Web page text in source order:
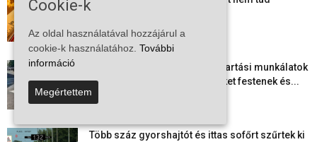
szabadulni a kontinens a...
2026-08-05
Folyamatosak a nyári karbantartási munkálatok
Kiskőrösön – útburkolati jeleket festenek és...
2026-08-05
Több száz gyorshajtót és ittas sofőrt szűrtek ki
Cookie-k
Az oldal használatával hozzájárul a
cookie-k használatához. További
információ
Megértettem